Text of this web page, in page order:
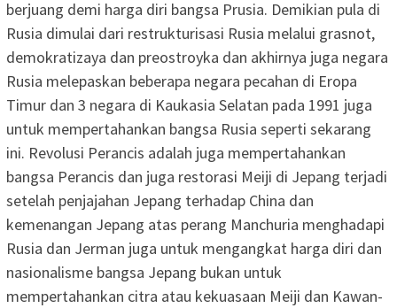
berjuang demi harga diri bangsa Prusia. Demikian pula di
Rusia dimulai dari restrukturisasi Rusia melalui grasnot,
demokratizaya dan preostroyka dan akhirnya juga negara
Rusia melepaskan beberapa negara pecahan di Eropa
Timur dan 3 negara di Kaukasia Selatan pada 1991 juga
untuk mempertahankan bangsa Rusia seperti sekarang
ini. Revolusi Perancis adalah juga mempertahankan
bangsa Perancis dan juga restorasi Meiji di Jepang terjadi
setelah penjajahan Jepang terhadap China dan
kemenangan Jepang atas perang Manchuria menghadapi
Rusia dan Jerman juga untuk mengangkat harga diri dan
nasionalisme bangsa Jepang bukan untuk
mempertahankan citra atau kekuasaan Meiji dan Kawan-